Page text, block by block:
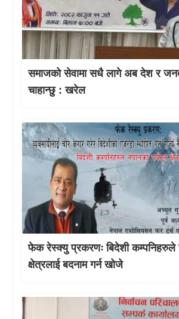
समाजको सेवामा सधै लागे अब देश र
चाहान्छु : खरेल
फेक रेस्क्यु प्रकरणः बिदेशी कम्पनिहरुले
क्षेत्रलाई बदनाम गर्न खोजे